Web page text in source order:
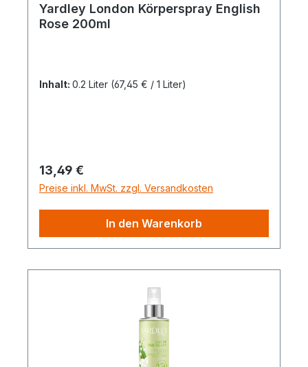
Yardley London Körperspray English
Rose 200ml
Inhalt: 0.2 Liter (67,45 € / 1 Liter)
Regulärer Preis:
13,49 €
Preise inkl. MwSt. zzgl. Versandkosten
In den Warenkorb